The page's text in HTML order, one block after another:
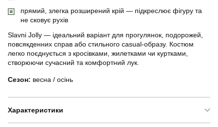
прямий, злегка розширений крій — підкреслює фігуру та
не сковує рухів
Slavni Jolly — ідеальний варіант для прогулянок, подорожей,
повсякденних справ або стильного casual-образу. Костюм
легко поєднується з кросівками, жилетками чи куртками,
створюючи сучасний та комфортний лук.
Сезон: весна / осінь
Характеристики